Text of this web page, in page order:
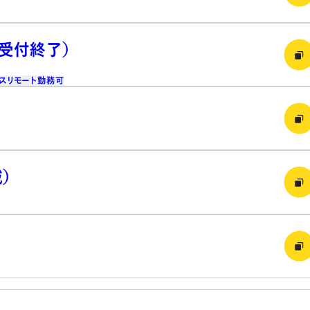
付終了）
リモート勤務可